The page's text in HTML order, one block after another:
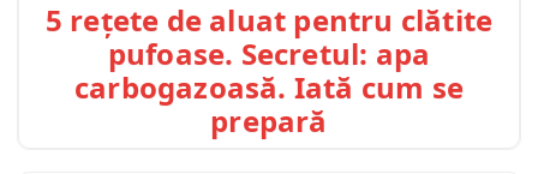
5 rețete de aluat pentru clătite
pufoase. Secretul: apa
carbogazoasă. Iată cum se
prepară